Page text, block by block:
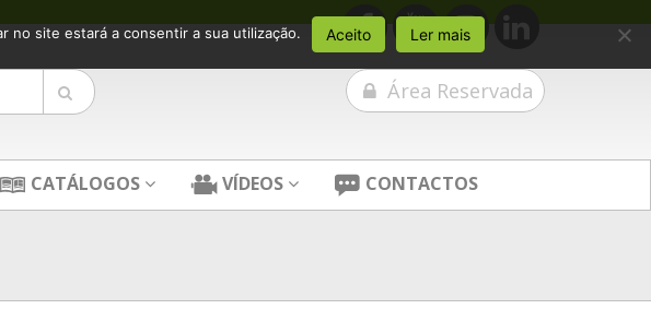
Área Reservada
CATÁLOGOS VÍDEOS CONTACTOS
no site estará a consentir a sua utilização. Aceito Ler mais